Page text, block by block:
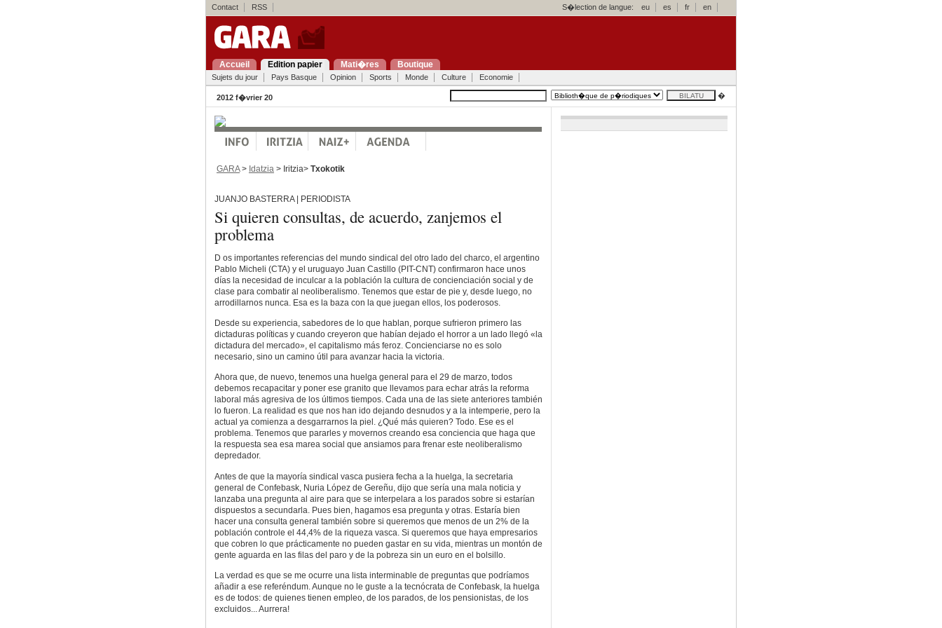
Contact RSS S�lection de langue: eu es fr en
Accueil Edition papier Mati�res Boutique
Sujets du jour Pays Basque Opinion Sports Monde Culture Economie
2012 f�vrier 20 �
GARA> Idatzia > Iritzia> Txokotik
JUANJO BASTERRA | PERIODISTA
Si quieren consultas, de acuerdo, zanjemos el
problema
D os importantes referencias del mundo sindical del otro lado del charco, el argentino
Pablo Micheli (CTA) y el uruguayo Juan Castillo (PIT-CNT) confirmaron hace unos
días la necesidad de inculcar a la población la cultura de concienciación social y de
clase para combatir al neoliberalismo. Tenemos que estar de pie y, desde luego, no
arrodillarnos nunca. Esa es la baza con la que juegan ellos, los poderosos.
Desde su experiencia, sabedores de lo que hablan, porque sufrieron primero las
dictaduras políticas y cuando creyeron que habían dejado el horror a un lado llegó «la
dictadura del mercado», el capitalismo más feroz. Concienciarse no es solo
necesario, sino un camino útil para avanzar hacia la victoria.
Ahora que, de nuevo, tenemos una huelga general para el 29 de marzo, todos
debemos recapacitar y poner ese granito que llevamos para echar atrás la reforma
laboral más agresiva de los últimos tiempos. Cada una de las siete anteriores también
lo fueron. La realidad es que nos han ido dejando desnudos y a la intemperie, pero la
actual ya comienza a desgarrarnos la piel. ¿Qué más quieren? Todo. Ese es el
problema. Tenemos que pararles y movernos creando esa conciencia que haga que
la respuesta sea esa marea social que ansiamos para frenar este neoliberalismo
depredador.
Antes de que la mayoría sindical vasca pusiera fecha a la huelga, la secretaria
general de Confebask, Nuria López de Gereñu, dijo que sería una mala noticia y
lanzaba una pregunta al aire para que se interpelara a los parados sobre si estarían
dispuestos a secundarla. Pues bien, hagamos esa pregunta y otras. Estaría bien
hacer una consulta general también sobre si queremos que menos de un 2% de la
población controle el 44,4% de la riqueza vasca. Si queremos que haya empresarios
que cobren lo que prácticamente no pueden gastar en su vida, mientras un montón de
gente aguarda en las filas del paro y de la pobreza sin un euro en el bolsillo.
La verdad es que se me ocurre una lista interminable de preguntas que podríamos
añadir a ese referéndum. Aunque no le guste a la tecnócrata de Confebask, la huelga
es de todos: de quienes tienen empleo, de los parados, de los pensionistas, de los
excluidos... Aurrera!